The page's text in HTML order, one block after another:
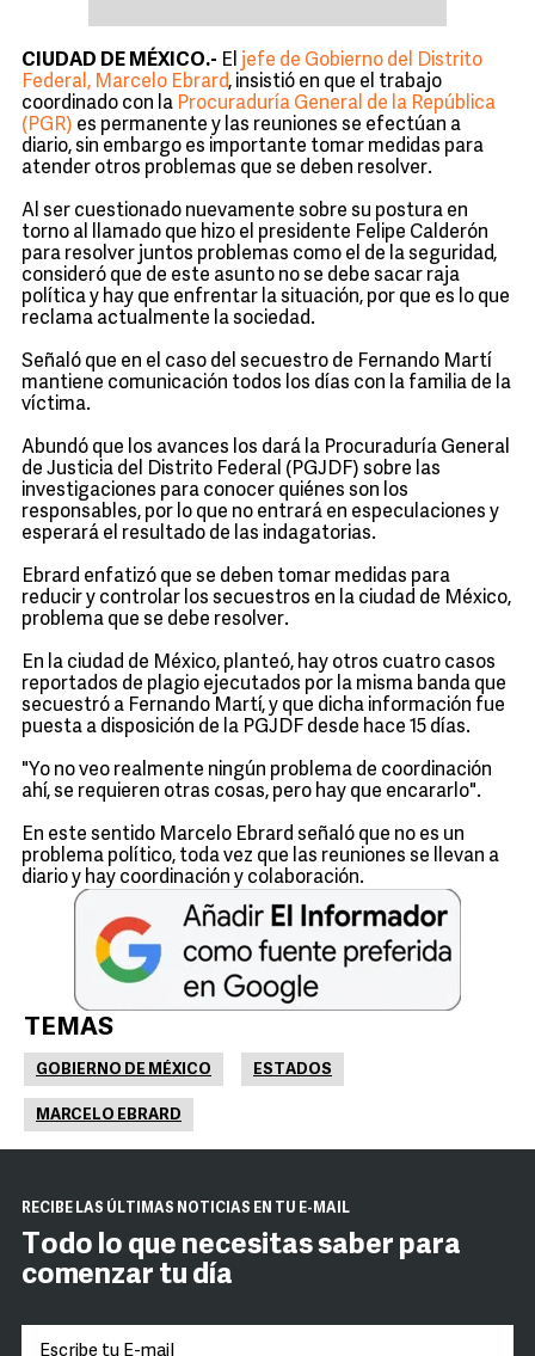
CIUDAD DE MÉXICO.- El jefe de Gobierno del Distrito
Federal, Marcelo Ebrard, insistió en que el trabajo
coordinado con la Procuraduría General de la República
(PGR) es permanente y las reuniones se efectúan a
diario, sin embargo es importante tomar medidas para
atender otros problemas que se deben resolver.
Al ser cuestionado nuevamente sobre su postura en
torno al llamado que hizo el presidente Felipe Calderón
para resolver juntos problemas como el de la seguridad,
consideró que de este asunto no se debe sacar raja
política y hay que enfrentar la situación, por que es lo que
reclama actualmente la sociedad.
Señaló que en el caso del secuestro de Fernando Martí
mantiene comunicación todos los días con la familia de la
víctima.
Abundó que los avances los dará la Procuraduría General
de Justicia del Distrito Federal (PGJDF) sobre las
investigaciones para conocer quiénes son los
responsables, por lo que no entrará en especulaciones y
esperará el resultado de las indagatorias.
Ebrard enfatizó que se deben tomar medidas para
reducir y controlar los secuestros en la ciudad de México,
problema que se debe resolver.
En la ciudad de México, planteó, hay otros cuatro casos
reportados de plagio ejecutados por la misma banda que
secuestró a Fernando Martí, y que dicha información fue
puesta a disposición de la PGJDF desde hace 15 días.
"Yo no veo realmente ningún problema de coordinación
ahí, se requieren otras cosas, pero hay que encararlo".
En este sentido Marcelo Ebrard señaló que no es un
problema político, toda vez que las reuniones se llevan a
diario y hay coordinación y colaboración.
TEMAS
GOBIERNO DE MÉXICO ESTADOS
MARCELO EBRARD
RECIBE LAS ÚLTIMAS NOTICIAS EN TU E-MAIL
Todo lo que necesitas saber para
comenzar tu día